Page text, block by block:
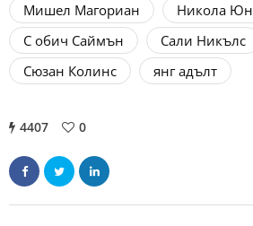
Мишел Магориан
Никола Юн
С обич Саймън
Сали Никълс
Сюзан Колинс
янг адълт
4407 0